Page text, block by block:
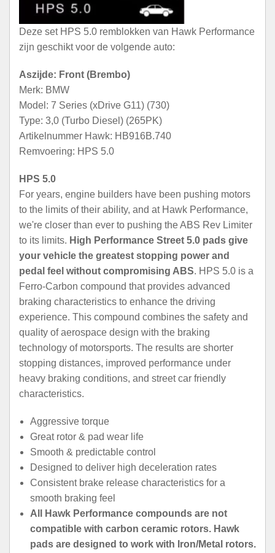
Deze set HPS 5.0 remblokken van Hawk Performance
zijn geschikt voor de volgende auto:
Aszijde: Front (Brembo)
Merk: BMW
Model: 7 Series (xDrive G11) (730)
Type: 3,0 (Turbo Diesel) (265PK)
Artikelnummer Hawk: HB916B.740
Remvoering: HPS 5.0
HPS 5.0
For years, engine builders have been pushing motors
to the limits of their ability, and at Hawk Performance,
we're closer than ever to pushing the ABS Rev Limiter
to its limits. High Performance Street 5.0 pads give
your vehicle the greatest stopping power and
pedal feel without compromising ABS. HPS 5.0 is a
Ferro-Carbon compound that provides advanced
braking characteristics to enhance the driving
experience. This compound combines the safety and
quality of aerospace design with the braking
technology of motorsports. The results are shorter
stopping distances, improved performance under
heavy braking conditions, and street car friendly
characteristics.
Aggressive torque
Great rotor & pad wear life
Smooth & predictable control
Designed to deliver high deceleration rates
Consistent brake release characteristics for a
smooth braking feel
All Hawk Performance compounds are not
compatible with carbon ceramic rotors. Hawk
pads are designed to work with Iron/Metal rotors.